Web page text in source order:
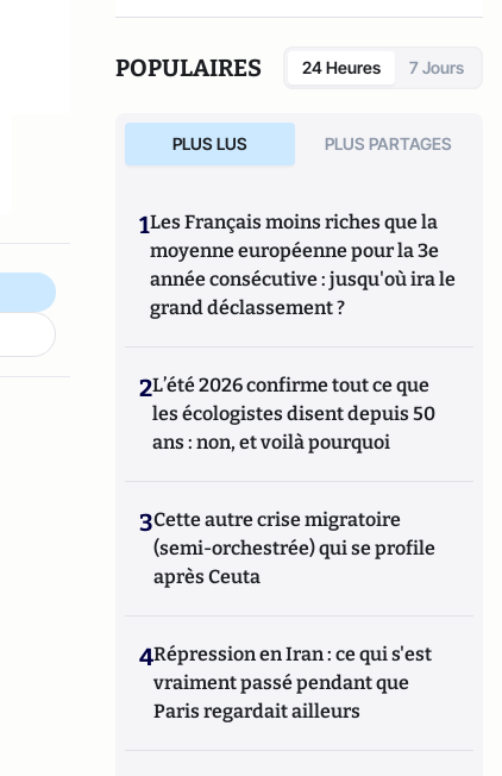
POPULAIRES 24 Heures 7 Jours
PLUS LUS PLUS PARTAGES
1Les Français moins riches que la
moyenne européenne pour la 3e
année consécutive : jusqu'où ira le
grand déclassement ?
2L’été 2026 confirme tout ce que
les écologistes disent depuis 50
ans : non, et voilà pourquoi
3Cette autre crise migratoire
(semi-orchestrée) qui se profile
après Ceuta
4Répression en Iran : ce qui s'est
vraiment passé pendant que
Paris regardait ailleurs